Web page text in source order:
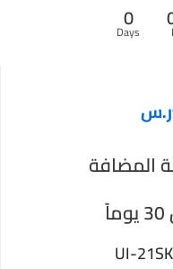
0
Days
ر.س
المضافة
UI-